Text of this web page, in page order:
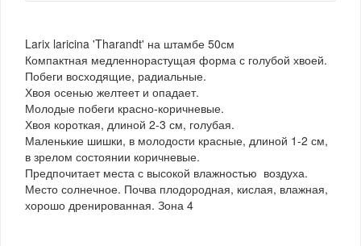
Larix laricina 'Tharandt' на штамбе 50см
Компактная медленнорастущая форма с голубой хвоей.
Побеги восходящие, радиальные.
Хвоя осенью желтеет и опадает.
Молодые побеги красно-коричневые.
Хвоя короткая, длиной 2-3 см, голубая.
Маленькие шишки, в молодости красные, длиной 1-2 см,
в зрелом состоянии коричневые.
Предпочитает места с высокой влажностью воздуха.
Место солнечное. Почва плодородная, кислая, влажная,
хорошо дренированная. Зона 4